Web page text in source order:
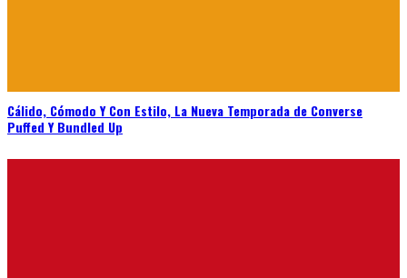
Cálido, Cómodo Y Con Estilo, La Nueva Temporada de Converse
Puffed Y Bundled Up